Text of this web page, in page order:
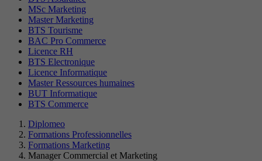
MSc Marketing
Master Marketing
BTS Tourisme
BAC Pro Commerce
Licence RH
BTS Electronique
Licence Informatique
Master Ressources humaines
BUT Informatique
BTS Commerce
Diplomeo
Formations Professionnelles
Formations Marketing
Manager Commercial et Marketing